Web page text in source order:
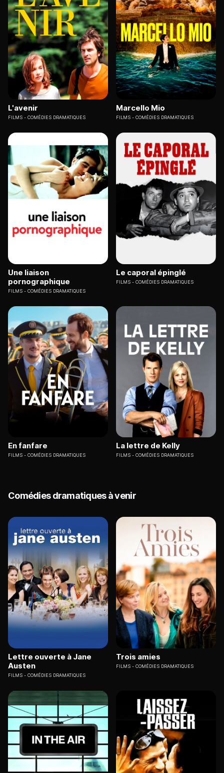
L'avenir
FILMS COMÉDIES DRAMATIQUES
Marcello Mio
FILMS COMÉDIES DRAMATIQUES
Une liaison
pornographique
FILMS COMÉDIES DRAMATIQUES
Le caporal épinglé
FILMS COMÉDIES DRAMATIQUES
En fanfare
FILMS COMÉDIES DRAMATIQUES
La lettre de Kelly
FILMS COMÉDIES DRAMATIQUES
Comédies dramatiques à venir
Lettre ouverte à Jane
Austen
FILMS COMÉDIES DRAMATIQUES
Trois amies
FILMS COMÉDIES DRAMATIQUES